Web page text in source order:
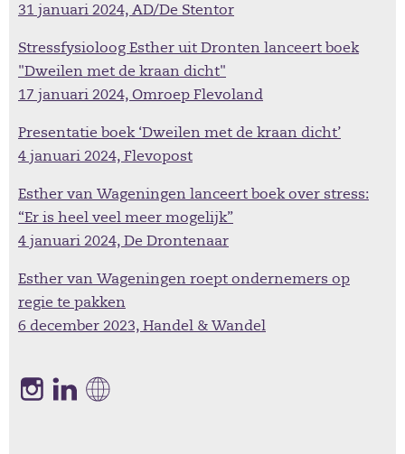
31 januari 2024, AD/De Stentor
Stressfysioloog Esther uit Dronten lanceert boek
"Dweilen met de kraan dicht"
17 januari 2024, Omroep Flevoland
Presentatie boek ‘Dweilen met de kraan dicht’
4 januari 2024, Flevopost
Esther van Wageningen lanceert boek over stress:
“Er is heel veel meer mogelijk”
4 januari 2024, De Drontenaar
Esther van Wageningen roept ondernemers op
regie te pakken
6 december 2023, Handel & Wandel